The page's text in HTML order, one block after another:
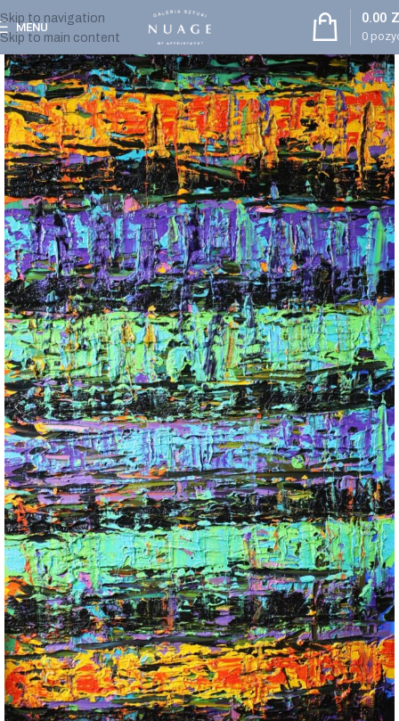
Skip to navigation
Skip to main content
MENU
0
0.00